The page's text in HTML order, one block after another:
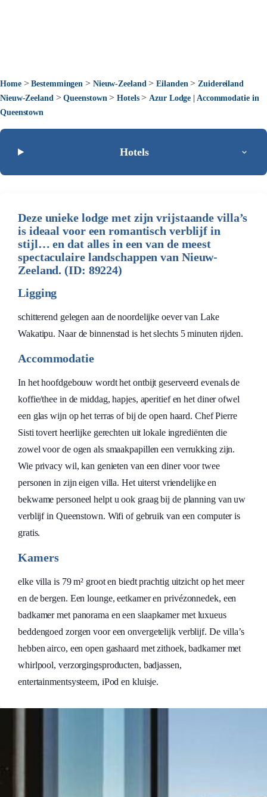
Home>Bestemmingen > Nieuw-Zeeland >Eilanden > Zuidereiland
Nieuw-Zeeland >Queenstown >Hotels> Azur Lodge | Accommodatie in
Queenstown
Hotels
Deze unieke lodge met zijn vrijstaande villa’s
is ideaal voor een romantisch verblijf in
stijl… en dat alles in een van de meest
spectaculaire landschappen van Nieuw-
Zeeland. (ID: 89224)
Ligging
schitterend gelegen aan de noordelijke oever van Lake
Wakatipu. Naar de binnenstad is het slechts 5 minuten rijden.
Accommodatie
In het hoofdgebouw wordt het ontbijt geserveerd evenals de
koffie/thee in de middag, hapjes, aperitief en het diner ofwel
een glas wijn op het terras of bij de open haard. Chef Pierre
Sisti tovert heerlijke gerechten uit lokale ingrediënten die
zowel voor de ogen als smaakpapillen een verrukking zijn.
Wie privacy wil, kan genieten van een diner voor twee
personen in zijn eigen villa. Het uiterst vriendelijke en
bekwame personeel helpt u ook graag bij de planning van uw
verblijf in Queenstown. Wifi of gebruik van een computer is
gratis.
Kamers
elke villa is 79 m² groot en biedt prachtig uitzicht op het meer
en de bergen. Een lounge, eetkamer en privézonnedek, een
badkamer met panorama en een slaapkamer met luxueus
beddengoed zorgen voor een onvergetelijk verblijf. De villa’s
hebben airco, een open gashaard met zithoek, badkamer met
whirlpool, verzorgingsproducten, badjassen,
entertainmentsysteem, iPod en kluisje.